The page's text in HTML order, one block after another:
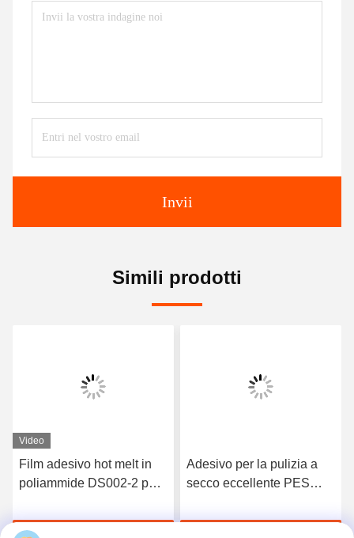
Invii
Simili prodotti
Video
Film adesivo hot melt in
poliammide DS002-2 per
alle alte temperature in
Adesivo per la pulizia a
secco eccellente PES
caldo per PVC